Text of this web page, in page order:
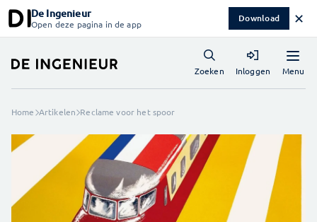
De Ingenieur
Open deze pagina in de app Download ✕
Menu
Zoeken Inloggen
Home Artikelen Reclame voor het spoor